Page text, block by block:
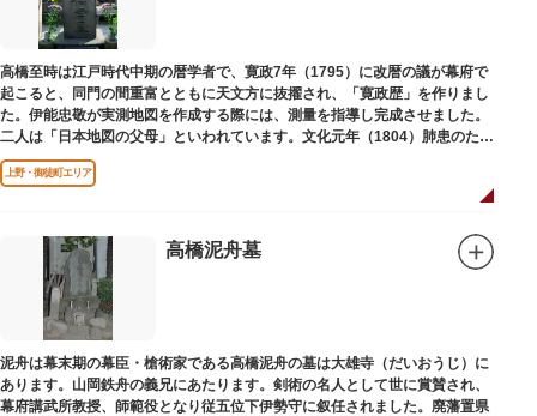
高橋至時は江戸時代中期の暦学者で、寛政7年（1795）に改暦の議が幕府で
起こると、同門の間重富とともに天文方に抜擢され、「寛政歴」を作りまし
た。伊能忠敬が実測地図を作成する際には、測量を指導し完成させました。
二人は「日本地図の父母」といわれています。文化元年（1804）肺患のため
没しました。お墓は源空寺（げんくうじ）にあります。
上野・御徒町エリア
高橋泥舟墓
泥舟は幕末期の幕臣・槍術家である高橋泥舟の墓は大雄寺（だいおうじ）に
あります。山岡鉄舟の義兄にあたります。剣術の名人として世に賞賛され、
幕府講武所教授、師範役となり従五位下伊勢守に叙任されました。廃藩置県